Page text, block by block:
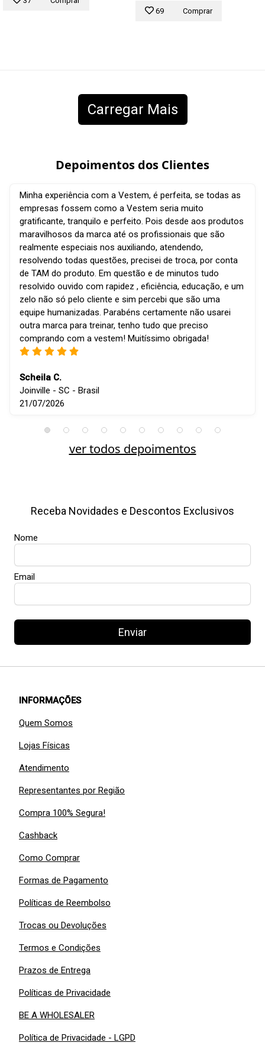
69
Comprar
Carregar Mais
Depoimentos dos Clientes
Minha experiência com a Vestem, é perfeita, se todas as
empresas fossem como a Vestem seria muito
gratificante, tranquilo e perfeito. Pois desde aos produtos
maravilhosos da marca até os profissionais que são
realmente especiais nos auxiliando, atendendo,
resolvendo todas questões, precisei de troca, por conta
de TAM do produto. Em questão e de minutos tudo
resolvido ouvido com rapidez , eficiência, educação, e um
zelo não só pelo cliente e sim percebi que são uma
equipe humanizadas. Parabéns certamente não usarei
outra marca para treinar, tenho tudo que preciso
comprando com a vestem! Muitíssimo obrigada!
Scheila C.
Joinville - SC - Brasil
21/07/2026
ver todos depoimentos
Receba Novidades e Descontos Exclusivos
Nome
Email
Enviar
INFORMAÇÕES
Quem Somos
Lojas Físicas
Atendimento
Representantes por Região
Compra 100% Segura!
Cashback
Como Comprar
Formas de Pagamento
Políticas de Reembolso
Trocas ou Devoluções
Termos e Condições
Prazos de Entrega
Políticas de Privacidade
BE A WHOLESALER
Política de Privacidade - LGPD